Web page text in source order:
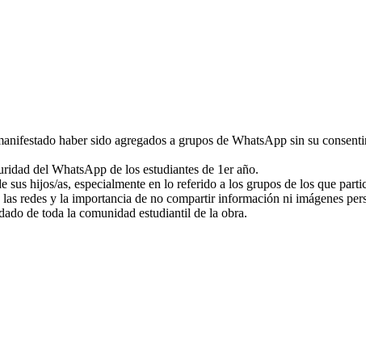
haber sido agregados a grupos de WhatsApp sin su
del WhatsApp de los estudiantes de 1er año.
hijos/as, especialmente en lo referido a los grupos de los que
redes y la importancia de no compartir información ni imágenes
de toda la comunidad estudiantil de la obra.